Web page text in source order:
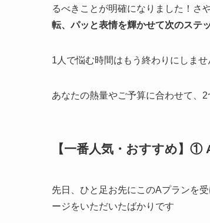
るべきことが明確になりました！さ
転、パッと表情を輝かせて次のステ
1人で悩む時間はもう終わりにしませ
あなたの熱量やご予算に合わせて、
【一番人気・おすすめ】①
先日、ひと足お先にこのAプランを
ージをいただいたばかりです